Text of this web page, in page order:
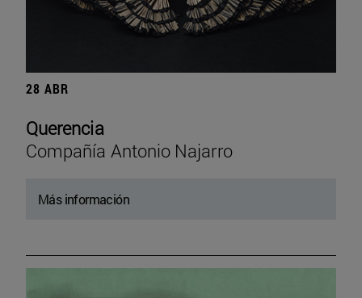
28 ABR
Querencia
Compañía Antonio Najarro
Más información